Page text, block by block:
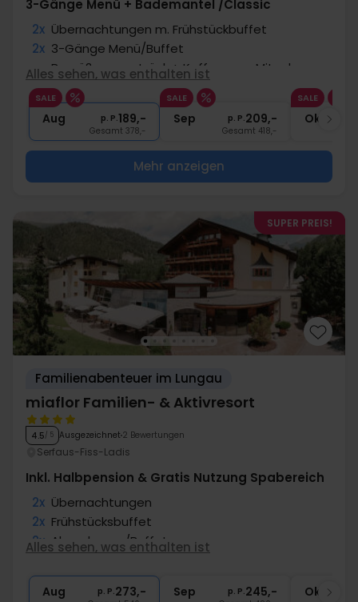
3-Gänge Menü + Bademantel /Classic
2x Übernachtungen m. Frühstückbuffet
2x 3-Gänge Menü/Buffet
∞ Begrüßungsgetränk + Kaffee zum Mitnehmen
∞ Bademantel und Badeschuhe
∞ Gratis Nutzung des Wellnessbereichs
Alles sehen, was enthalten ist
SALE
Aug p. P.189,-
Gesamt 378,-
SALE
Sep p. P.209,-
Gesamt 418,-
SALE
Okt
Mehr anzeigen
SUPER PREIS!
Familienabenteuer im Lungau
miaflor Familien- & Aktivresort
4.5/ 5 Ausgezeichnet 2 Bewertungen
Serfaus-Fiss-Ladis
Inkl. Halbpension & Gratis Nutzung Spabereich
2x Übernachtungen
2x Frühstücksbuffet
2x Abendmenu/Buffet
∞ Gratis Nutzung Spabereich & Fitness
Alles sehen, was enthalten ist
Aug p. P.273,- Sep p. P.245,- Okt